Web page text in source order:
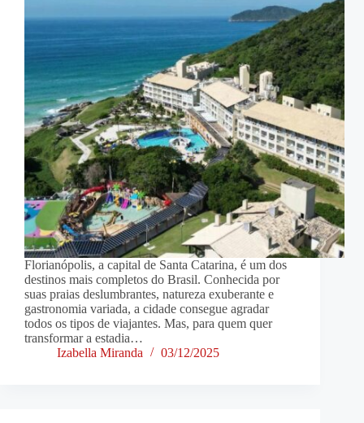
Florianópolis, a capital de Santa Catarina, é um dos
destinos mais completos do Brasil. Conhecida por
suas praias deslumbrantes, natureza exuberante e
gastronomia variada, a cidade consegue agradar
todos os tipos de viajantes. Mas, para quem quer
transformar a estadia…
Izabella Miranda
03/12/2025